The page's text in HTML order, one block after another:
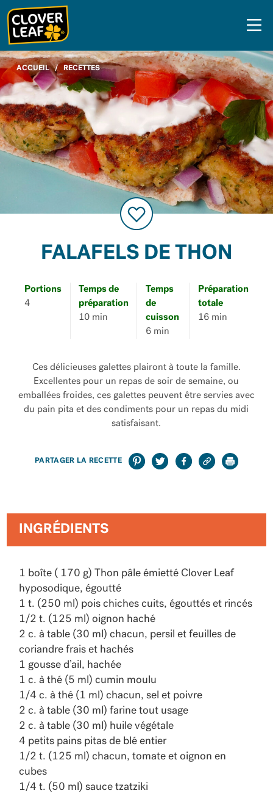
Skip
to
content
ACCUEIL/ RECETTES
FALAFELS DE THON
Portions
4
Temps de
préparation
10 min
Temps
de
cuisson
6 min
Préparation
totale
16 min
Ces délicieuses galettes plairont à toute la famille.
Excellentes pour un repas de soir de semaine, ou
emballées froides, ces galettes peuvent être servies avec
du pain pita et des condiments pour un repas du midi
satisfaisant.
PARTAGER LA RECETTE
INGRÉDIENTS
1 boîte ( 170 g) Thon pâle émietté Clover Leaf
hyposodique, égoutté
1 t. (250 ml) pois chiches cuits, égouttés et rincés
1/2 t. (125 ml) oignon haché
2 c. à table (30 ml) chacun, persil et feuilles de
coriandre frais et hachés
1 gousse d’ail, hachée
1 c. à thé (5 ml) cumin moulu
1/4 c. à thé (1 ml) chacun, sel et poivre
2 c. à table (30 ml) farine tout usage
2 c. à table (30 ml) huile végétale
4 petits pains pitas de blé entier
1/2 t. (125 ml) chacun, tomate et oignon en
cubes
1/4 t. (50 ml) sauce tzatziki